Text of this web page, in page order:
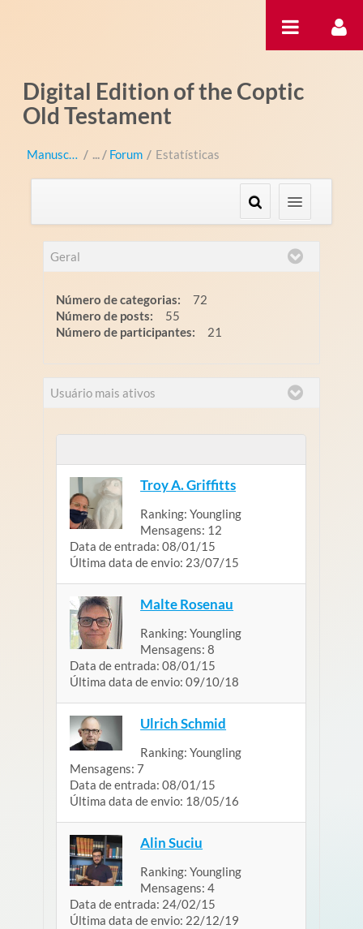
Digital Edition of the Coptic
Old Testament
Manuscripts / Forum / Estatísticas
Geral
Número de categorias:
72
Número de posts:
55
Número de participantes:
21
Usuário mais ativos
Troy A. Griffitts
Ranking: Youngling
Mensagens: 12
Data de entrada: 08/01/15
Última data de envio: 23/07/15
Malte Rosenau
Ranking: Youngling
Mensagens: 8
Data de entrada: 08/01/15
Última data de envio: 09/10/18
Ulrich Schmid
Ranking: Youngling
Mensagens: 7
Data de entrada: 08/01/15
Última data de envio: 18/05/16
Alin Suciu
Ranking: Youngling
Mensagens: 4
Data de entrada: 24/02/15
Última data de envio: 22/12/19